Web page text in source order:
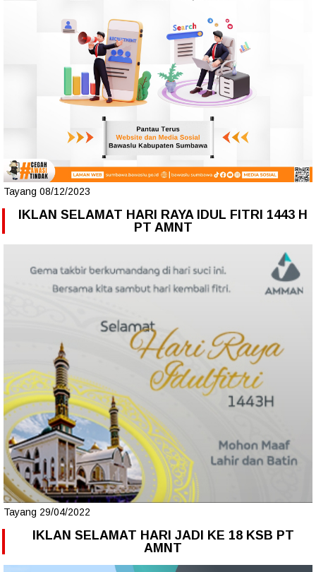
Tayang 08/12/2023
IKLAN SELAMAT HARI RAYA IDUL FITRI 1443 H
PT AMNT
Tayang 29/04/2022
IKLAN SELAMAT HARI JADI KE 18 KSB PT
AMNT